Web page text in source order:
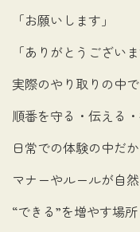
「お願いします」
「ありがとうございま
実際のやり取りの中で
順番を守る・伝える
日常での体験の中だ
マナーやルールが自
“できる”を増やす場所